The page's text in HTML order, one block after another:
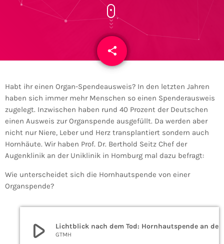
share
email
Habt ihr einen Organ-Spendeausweis? In den letzten Jahren
haben sich immer mehr Menschen so einen Spenderausweis
zugelegt. Inzwischen haben rund 40 Prozent der Deutschen
einen Ausweis zur Organspende ausgefüllt. Da werden aber
nicht nur Niere, Leber und Herz transplantiert sondern auch
Hornhäute. Wir haben Prof. Dr. Berthold Seitz Chef der
Augenklinik an der Uniklinik in Homburg mal dazu befragt:
Wie unterscheidet sich die Hornhautspende von einer
Organspende?
play_arrow GTMH